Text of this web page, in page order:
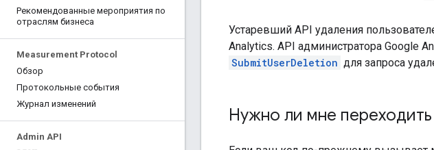
Рекомендованные мероприятия по
отраслям бизнеса
Measurement Protocol
Обзор
Протокольные события
Журнал изменений
Admin API
Устаревший API удаления
Analytics. API администратора Google
SubmitUserDeletion для запроса
Нужно ли мне